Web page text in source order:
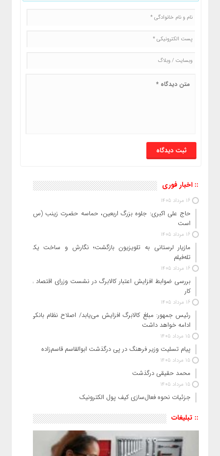
:: اخبار فوری
16 مرداد 1405
حاج‌ علی‌ اکبری: جلوه بزرگ اربعین، حماسه حضرت زینب (س)
است
16 مرداد 1405
مازیار لرستانی به تلویزیون بازگشت؛ نگارش و ساخت یک
تله‌فیلم
16 مرداد 1405
بررسی ضوابط افزایش اعتبار کالابرگ در نشست وزرای اقتصاد و
کار
16 مرداد 1405
رئیس‌ جمهور: مبلغ کالابرگ افزایش می‌یابد/ اصلاح نظام بانکی
ادامه خواهد داشت
15 مرداد 1405
پیام تسلیت وزیر فرهنگ در پی درگذشت ابوالقاسم قاسم‌زاده
15 مرداد 1405
محمد حقیقی درگذشت
15 مرداد 1405
جزئیات نحوه فعال‌سازی کیف پول الکترونیک
:: تبلیغات